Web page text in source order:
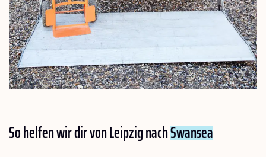
So helfen wir dir von Leipzig nachSwansea